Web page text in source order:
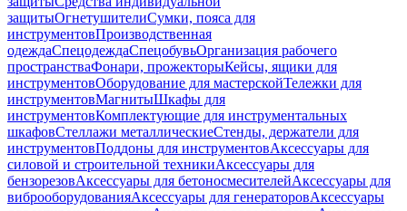
защитыОгнетушителиСумки, пояса для
инструментовПроизводственная
одеждаСпецодеждаСпецобувьОрганизация рабочего
пространстваФонари, прожекторыКейсы, ящики для
инструментовОборудование для мастерскойТележки для
инструментовМагнитыШкафы для
инструментовКомплектующие для инструментальных
шкафовСтеллажи металлическиеСтенды, держатели для
инструментовПоддоны для инструментовАксессуары для
силовой и строительной техникиАксессуары для
бензорезовАксессуары для бетоносмесителейАксессуары для
виброоборудованияАксессуары для генераторовАксессуары